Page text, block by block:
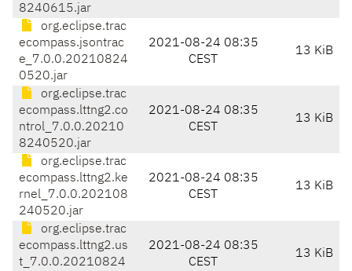
8240615.jar
org.eclipse.trac
ecompass.jsontrac
e_7.0.0.20210824
0520.jar
2021-08-24 08:35
CEST
13 KiB
org.eclipse.trac
ecompass.lttng2.co
ntrol_7.0.0.20210
8240520.jar
2021-08-24 08:35
CEST
13 KiB
org.eclipse.trac
ecompass.lttng2.ke
rnel_7.0.0.202108
240520.jar
2021-08-24 08:35
CEST
13 KiB
org.eclipse.trac
ecompass.lttng2.us
t_7.0.0.20210824
2021-08-24 08:35
CEST
13 KiB